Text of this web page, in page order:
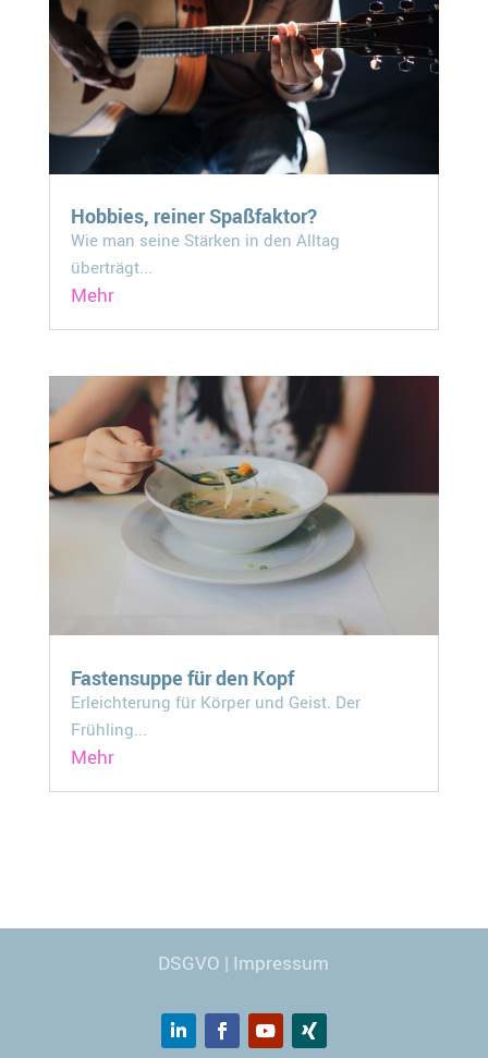
Hobbies, reiner Spaßfaktor?
Wie man seine Stärken in den Alltag
überträgt...
Mehr
Fastensuppe für den Kopf
Erleichterung für Körper und Geist. Der
Frühling...
Mehr
DSGVO | Impressum